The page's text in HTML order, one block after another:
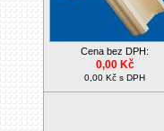
Cena bez DPH:
0,00 Kč
0,00 Kč s DPH